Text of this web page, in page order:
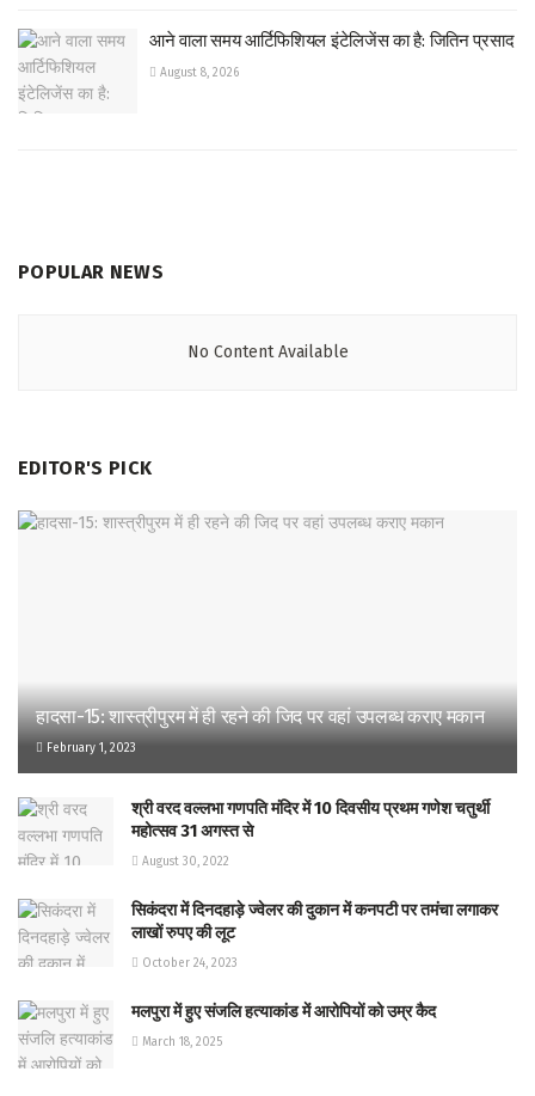
आने वाला समय आर्टिफिशियल इंटेलिजेंस का है: जितिन प्रसाद
August 8, 2026
POPULAR NEWS
No Content Available
EDITOR'S PICK
हादसा-15: शास्त्रीपुरम में ही रहने की जिद पर वहां उपलब्ध कराए मकान
February 1, 2023
श्री वरद वल्लभा गणपति मंदिर में 10 दिवसीय प्रथम गणेश चतुर्थी
महोत्सव 31 अगस्त से
August 30, 2022
सिकंदरा में दिनदहाड़े ज्वेलर की दुकान में कनपटी पर तमंचा लगाकर
लाखों रुपए की लूट
October 24, 2023
मलपुरा में हुए संजलि हत्याकांड में आरोपियों को उम्र कैद
March 18, 2025